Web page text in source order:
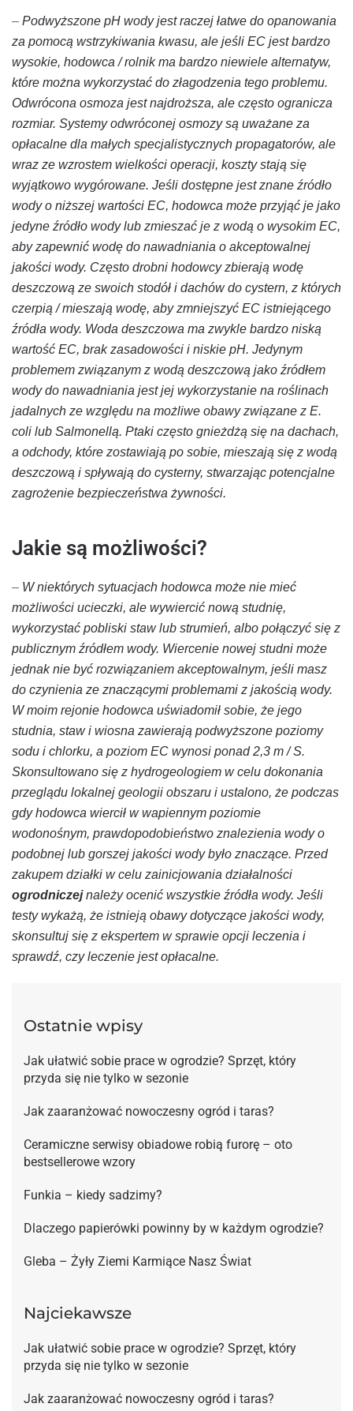
– Podwyższone pH wody jest raczej łatwe do opanowania
za pomocą wstrzykiwania kwasu, ale jeśli EC jest bardzo
wysokie, hodowca / rolnik ma bardzo niewiele alternatyw,
które można wykorzystać do złagodzenia tego problemu.
Odwrócona osmoza jest najdroższa, ale często ogranicza
rozmiar. Systemy odwróconej osmozy są uważane za
opłacalne dla małych specjalistycznych propagatorów, ale
wraz ze wzrostem wielkości operacji, koszty stają się
wyjątkowo wygórowane. Jeśli dostępne jest znane źródło
wody o niższej wartości EC, hodowca może przyjąć je jako
jedyne źródło wody lub zmieszać je z wodą o wysokim EC,
aby zapewnić wodę do nawadniania o akceptowalnej
jakości wody. Często drobni hodowcy zbierają wodę
deszczową ze swoich stodół i dachów do cystern, z których
czerpią / mieszają wodę, aby zmniejszyć EC istniejącego
źródła wody. Woda deszczowa ma zwykle bardzo niską
wartość EC, brak zasadowości i niskie pH. Jedynym
problemem związanym z wodą deszczową jako źródłem
wody do nawadniania jest jej wykorzystanie na roślinach
jadalnych ze względu na możliwe obawy związane z E.
coli lub Salmonellą. Ptaki często gnieżdżą się na dachach,
a odchody, które zostawiają po sobie, mieszają się z wodą
deszczową i spływają do cysterny, stwarzając potencjalne
zagrożenie bezpieczeństwa żywności.
Jakie są możliwości?
– W niektórych sytuacjach hodowca może nie mieć
możliwości ucieczki, ale wywiercić nową studnię,
wykorzystać pobliski staw lub strumień, albo połączyć się z
publicznym źródłem wody. Wiercenie nowej studni może
jednak nie być rozwiązaniem akceptowalnym, jeśli masz
do czynienia ze znaczącymi problemami z jakością wody.
W moim rejonie hodowca uświadomił sobie, że jego
studnia, staw i wiosna zawierają podwyższone poziomy
sodu i chlorku, a poziom EC wynosi ponad 2,3 m / S.
Skonsultowano się z hydrogeologiem w celu dokonania
przeglądu lokalnej geologii obszaru i ustalono, że podczas
gdy hodowca wiercił w wapiennym poziomie
wodonośnym, prawdopodobieństwo znalezienia wody o
podobnej lub gorszej jakości wody było znaczące. Przed
zakupem działki w celu zainicjowania działalności
ogrodniczejnależy ocenić wszystkie źródła wody. Jeśli
testy wykażą, że istnieją obawy dotyczące jakości wody,
skonsultuj się z ekspertem w sprawie opcji leczenia i
sprawdź, czy leczenie jest opłacalne.
Ostatnie wpisy
Jak ułatwić sobie prace w ogrodzie? Sprzęt, który
przyda się nie tylko w sezonie
Jak zaaranżować nowoczesny ogród i taras?
Ceramiczne serwisy obiadowe robią furorę – oto
bestsellerowe wzory
Funkia – kiedy sadzimy?
Dlaczego papierówki powinny by w każdym ogrodzie?
Gleba – Żyły Ziemi Karmiące Nasz Świat
Najciekawsze
Jak ułatwić sobie prace w ogrodzie? Sprzęt, który
przyda się nie tylko w sezonie
Jak zaaranżować nowoczesny ogród i taras?